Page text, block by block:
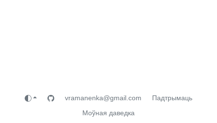
vramanenka@gmail.com
Падтрымаць
Моўная даведка